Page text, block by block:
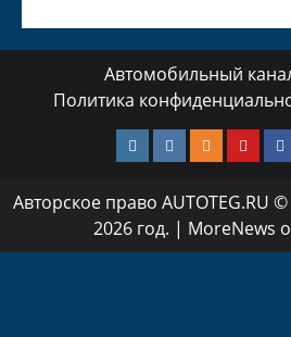
Автомобильный
Политика
Instagram
VK Yotube
Авторское право AUTOTEG.RU
2026 год. | MoreNews